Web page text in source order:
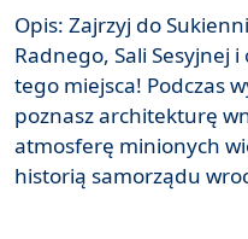
Opis: Zajrzyj do
Radnego, Sali Sesyjnej
tego miejsca! Podczas
poznasz architekturę
atmosferę minionych
historią samorządu